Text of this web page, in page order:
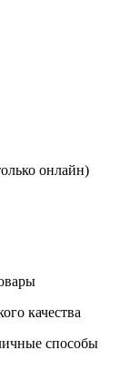
онлайн)
качества
способы